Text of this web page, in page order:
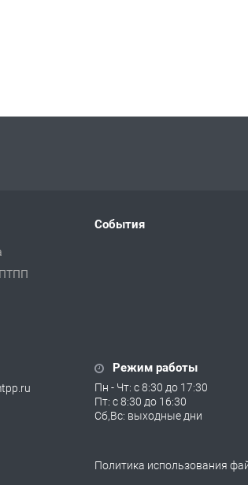
События
Режим работы
Пн - Чт: с 8:30 до 17:30
Пт: с 8:30 до 16:30
Сб,Вс: выходные дни
Политика использования